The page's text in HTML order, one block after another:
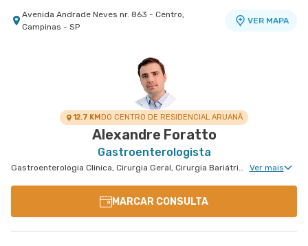
Avenida Andrade Neves nr. 863 - Centro,
Campinas - SP
VER MAPA
12.7 KMDO CENTRO DE RESIDENCIAL ARUANÃ
Alexandre Foratto
Gastroenterologista
Gastroenterologia Clinica, Cirurgia Geral, Cirurgia Bariátrica, Cirurgia do Aparelho Digestivo, Cirurgia Oncológica do Aparelho Digestivo Ver mais
MARCAR CONSULTA